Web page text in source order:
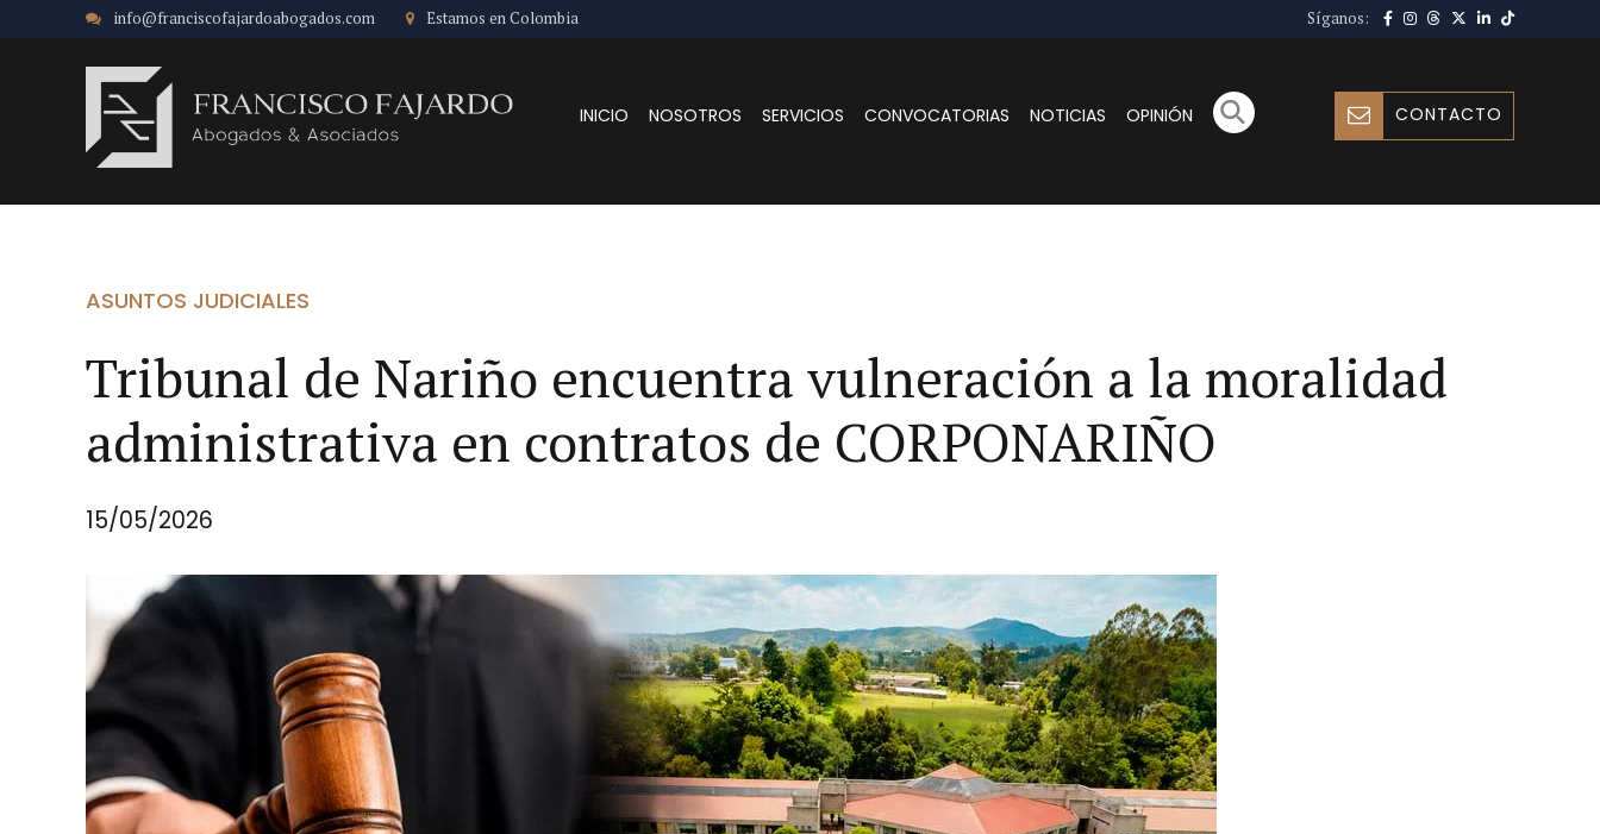
info@franciscofajardoabogados.com Estamos en Colombia Síganos:
CONTACTO
INICIO NOSOTROS SERVICIOS CONVOCATORIAS NOTICIAS OPINIÓN
ASUNTOS JUDICIALES
Tribunal de Nariño encuentra vulneración a la moralidad
administrativa en contratos de CORPONARIÑO
15/05/2026